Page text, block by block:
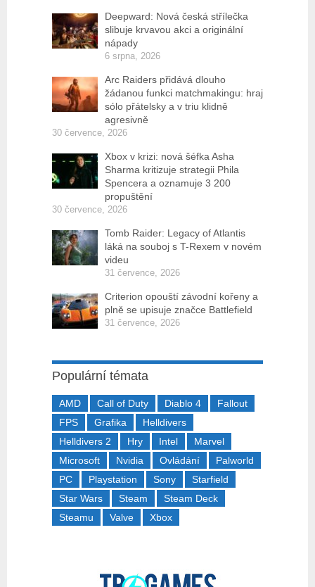
Deepward: Nová česká střílečka
slibuje krvavou akci a originální
nápady
6 srpna, 2026
Arc Raiders přidává dlouho
žádanou funkci matchmakingu: hraj
sólo přátelsky a v triu klidně
agresivně
30 července, 2026
Xbox v krizi: nová šéfka Asha
Sharma kritizuje strategii Phila
Spencera a oznamuje 3 200
propuštění
30 července, 2026
Tomb Raider: Legacy of Atlantis
láká na souboj s T-Rexem v novém
videu
31 července, 2026
Criterion opouští závodní kořeny a
plně se upisuje značce Battlefield
31 července, 2026
Populární témata
AMD Call of Duty Diablo 4
Fallout
FPS
Grafika
Helldivers
Helldivers 2
Hry Intel
Marvel
Microsoft
Nvidia Ovládání
Palworld
PC
Playstation Sony
Starfield
Star Wars
Steam
Steam Deck
Steamu
Valve Xbox